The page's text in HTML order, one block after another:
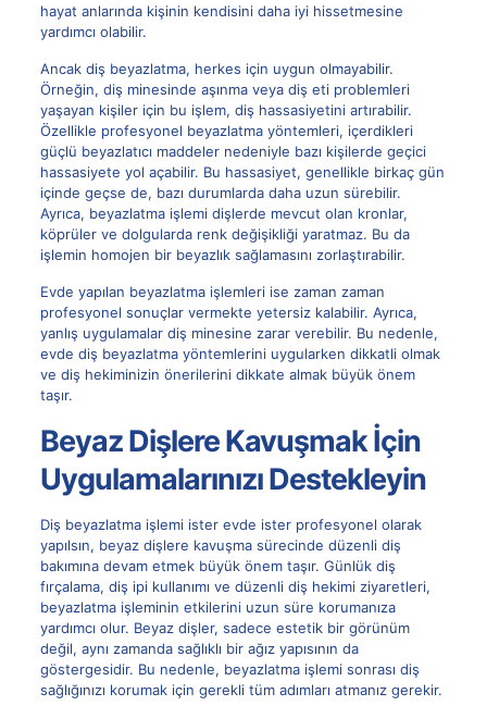
hayat anlarında kişinin kendisini daha iyi hissetmesine
yardımcı olabilir.
Ancak diş beyazlatma, herkes için uygun olmayabilir.
Örneğin, diş minesinde aşınma veya diş eti problemleri
yaşayan kişiler için bu işlem, diş hassasiyetini artırabilir.
Özellikle profesyonel beyazlatma yöntemleri, içerdikleri
güçlü beyazlatıcı maddeler nedeniyle bazı kişilerde geçici
hassasiyete yol açabilir. Bu hassasiyet, genellikle birkaç gün
içinde geçse de, bazı durumlarda daha uzun sürebilir.
Ayrıca, beyazlatma işlemi dişlerde mevcut olan kronlar,
köprüler ve dolgularda renk değişikliği yaratmaz. Bu da
işlemin homojen bir beyazlık sağlamasını zorlaştırabilir.
Evde yapılan beyazlatma işlemleri ise zaman zaman
profesyonel sonuçlar vermekte yetersiz kalabilir. Ayrıca,
yanlış uygulamalar diş minesine zarar verebilir. Bu nedenle,
evde diş beyazlatma yöntemlerini uygularken dikkatli olmak
ve diş hekiminizin önerilerini dikkate almak büyük önem
taşır.
Beyaz Dişlere Kavuşmak İçin
Uygulamalarınızı Destekleyin
Diş beyazlatma işlemi ister evde ister profesyonel olarak
yapılsın, beyaz dişlere kavuşma sürecinde düzenli diş
bakımına devam etmek büyük önem taşır. Günlük diş
fırçalama, diş ipi kullanımı ve düzenli diş hekimi ziyaretleri,
beyazlatma işleminin etkilerini uzun süre korumanıza
yardımcı olur. Beyaz dişler, sadece estetik bir görünüm
değil, aynı zamanda sağlıklı bir ağız yapısının da
göstergesidir. Bu nedenle, beyazlatma işlemi sonrası diş
sağlığınızı korumak için gerekli tüm adımları atmanız gerekir.